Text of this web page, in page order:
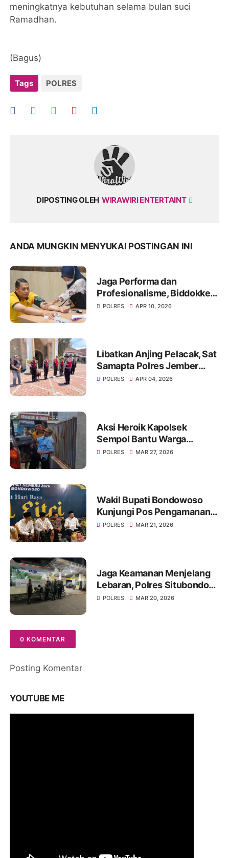
meningkatnya kebutuhan selama bulan suci
Ramadhan.
(Bagus)
Tags POLRES
DIPOSTING OLEH WIRAWIRI ENTERTAINT
ANDA MUNGKIN MENYUKAI POSTINGAN INI
Jaga Performa dan
Profesionalisme, Biddokkes
Polda Jatim Gelar Rikes
POLRES APR 10, 2026
Libatkan Anjing Pelacak, Sat
Samapta Polres Jember
Sterilisasi Gereja Jelang
POLRES APR 04, 2026
Aksi Heroik Kapolsek
Sempol Bantu Warga
Kecelakaan Saat Akan
POLRES MAR 27, 2026
Wakil Bupati Bondowoso
Kunjungi Pos Pengamanan
Lebaran 2026
POLRES MAR 21, 2026
Jaga Keamanan Menjelang
Lebaran, Polres Situbondo
Intensifkan Patroli Sisir
POLRES MAR 20, 2026
0 KOMENTAR
Posting Komentar
YOUTUBE ME